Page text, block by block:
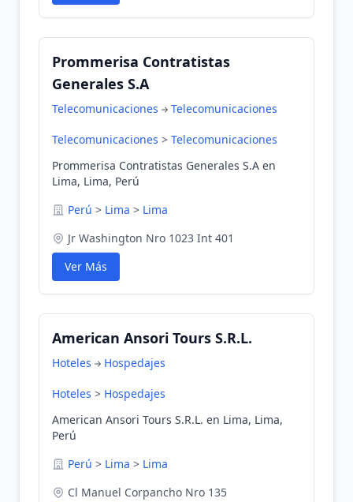
Prommerisa Contratistas
Generales S.A
Telecomunicaciones Telecomunicaciones
Telecomunicaciones > Telecomunicaciones
Prommerisa Contratistas Generales S.A en
Lima, Lima, Perú
Perú > Lima > Lima
Jr Washington Nro 1023 Int 401
Ver Más
American Ansori Tours S.R.L.
Hoteles Hospedajes
Hoteles > Hospedajes
American Ansori Tours S.R.L. en Lima, Lima,
Perú
Perú > Lima > Lima
Cl Manuel Corpancho Nro 135